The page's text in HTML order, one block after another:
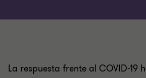
La respuesta frente al COVID-19